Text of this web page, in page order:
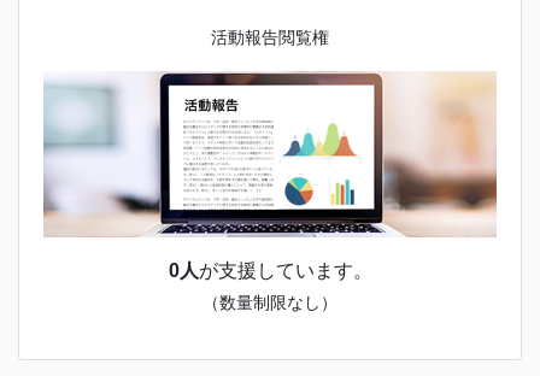
活動報告閲覧権
0人が支援しています。
（数量制限なし）